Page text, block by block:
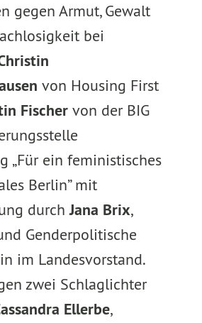
gegen Armut, Gewalt
bei
von Housing First
Fischer von der BIG
„Für ein feministisches
Berlin” mit
durchJana Brix,
Genderpolitische
im Landesvorstand.
zwei Schlaglichter
Ellerbe,